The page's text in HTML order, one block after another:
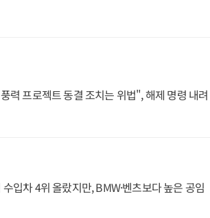
력 프로젝트 동결 조치는 위법", 해제 명령 내려
입차 4위 올랐지만, BMW·벤츠보다 높은 공임